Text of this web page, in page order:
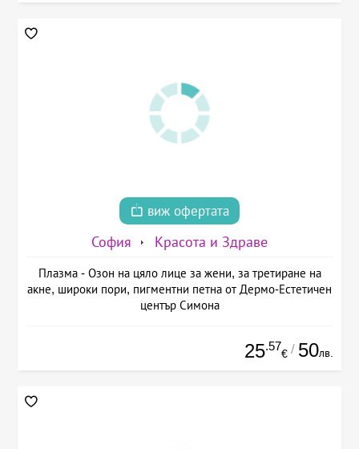
виж офертата
София Красота и Здраве
Плазма - Озон на цяло лице за жени, за третиране на
акне, широки пори, пигментни петна от Дермо-Естетичен
център Симона
25.57
€ / 50лв.